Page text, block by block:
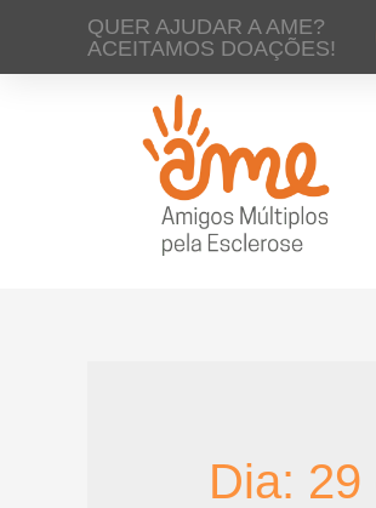
QUER AJUDAR A AME?
ACEITAMOS DOAÇÕES!
Dia: 29